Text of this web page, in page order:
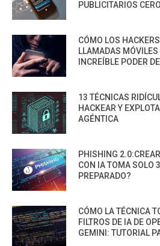
PUBLICITARIOS
CÓMO LOS
LLAMADAS MÓVILES
INCREÍBLE PODER
13 TÉCNICAS
HACKEAR Y
AGÉNTICA
PHISHING
CON IA TOMA SOLO
PREPARADO?
CÓMO LA TÉCNICA
FILTROS DE IA DE
GEMINI: TUTORIAL